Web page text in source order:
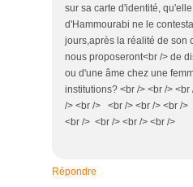
sur sa carte d'identité,
d'Hammourabi ne le
jours,après la réalité de son
nous proposeront<br /> de
ou d'une âme chez une
institutions? <br />
/> <br /> <br /> <br /> <br /
<br /> <br /> <br /> <br />
<br /> <br /
Répondre